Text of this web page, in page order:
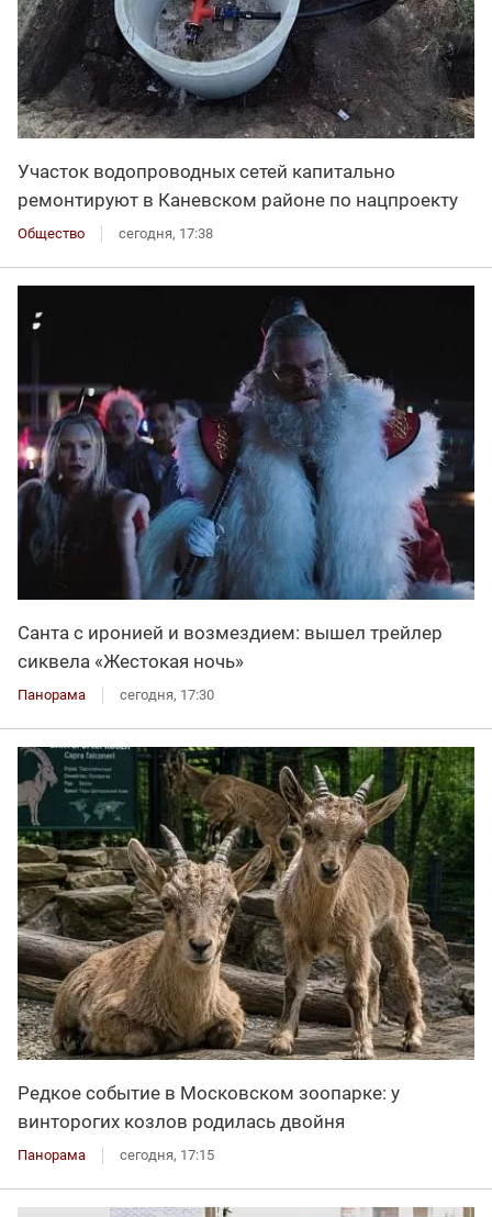
Участок водопроводных сетей капитально
ремонтируют в Каневском районе по нацпроекту
Общество сегодня, 17:38
Санта с иронией и возмездием: вышел трейлер
сиквела «Жестокая ночь»
Панорама сегодня, 17:30
Редкое событие в Московском зоопарке: у
винторогих козлов родилась двойня
Панорама сегодня, 17:15